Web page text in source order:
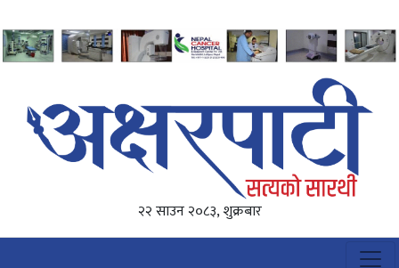
२२ साउन २०८३, शुक्रबार